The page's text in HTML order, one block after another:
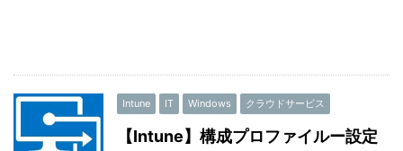
Intune IT Windows クラウドサービス
【Intune】構成プロファイルー設定